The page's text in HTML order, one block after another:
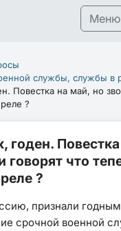
Меню
службы, службы в
Повестка на май, но
?
годен.
говорят что
?
признали
срочной военной